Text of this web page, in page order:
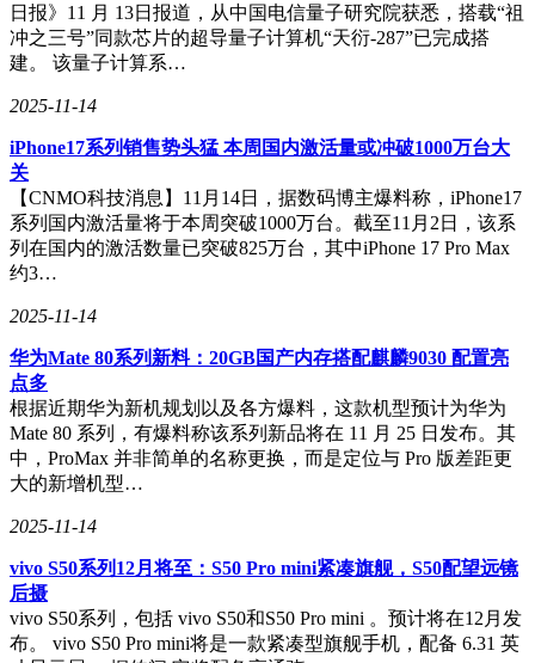
日报》11 月 13日报道，从中国电信量子研究院获悉，搭载“祖
冲之三号”同款芯片的超导量子计算机“天衍-287”已完成搭
建。 该量子计算系…
2025-11-14
iPhone17系列销售势头猛 本周国内激活量或冲破1000万台大
关
【CNMO科技消息】11月14日，据数码博主爆料称，iPhone17
系列国内激活量将于本周突破1000万台。截至11月2日，该系
列在国内的激活数量已突破825万台，其中iPhone 17 Pro Max
约3…
2025-11-14
华为Mate 80系列新料：20GB国产内存搭配麒麟9030 配置亮
点多
根据近期华为新机规划以及各方爆料，这款机型预计为华为
Mate 80 系列，有爆料称该系列新品将在 11 月 25 日发布。其
中，ProMax 并非简单的名称更换，而是定位与 Pro 版差距更
大的新增机型…
2025-11-14
vivo S50系列12月将至：S50 Pro mini紧凑旗舰，S50配望远镜
后摄
vivo S50系列，包括 vivo S50和S50 Pro mini 。预计将在12月发
布。 vivo S50 Pro mini将是一款紧凑型旗舰手机，配备 6.31 英